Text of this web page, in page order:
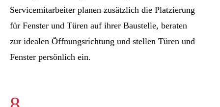
Servicemitarbeiter planen zusätzlich die Platzierung
für Fenster und Türen auf ihrer Baustelle, beraten
zur idealen Öffnungsrichtung und stellen Türen und
Fenster persönlich ein.